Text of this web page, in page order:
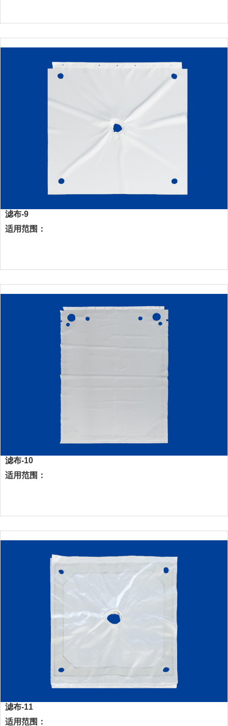
滤布-9
适用范围：
滤布-10
适用范围：
滤布-11
适用范围：